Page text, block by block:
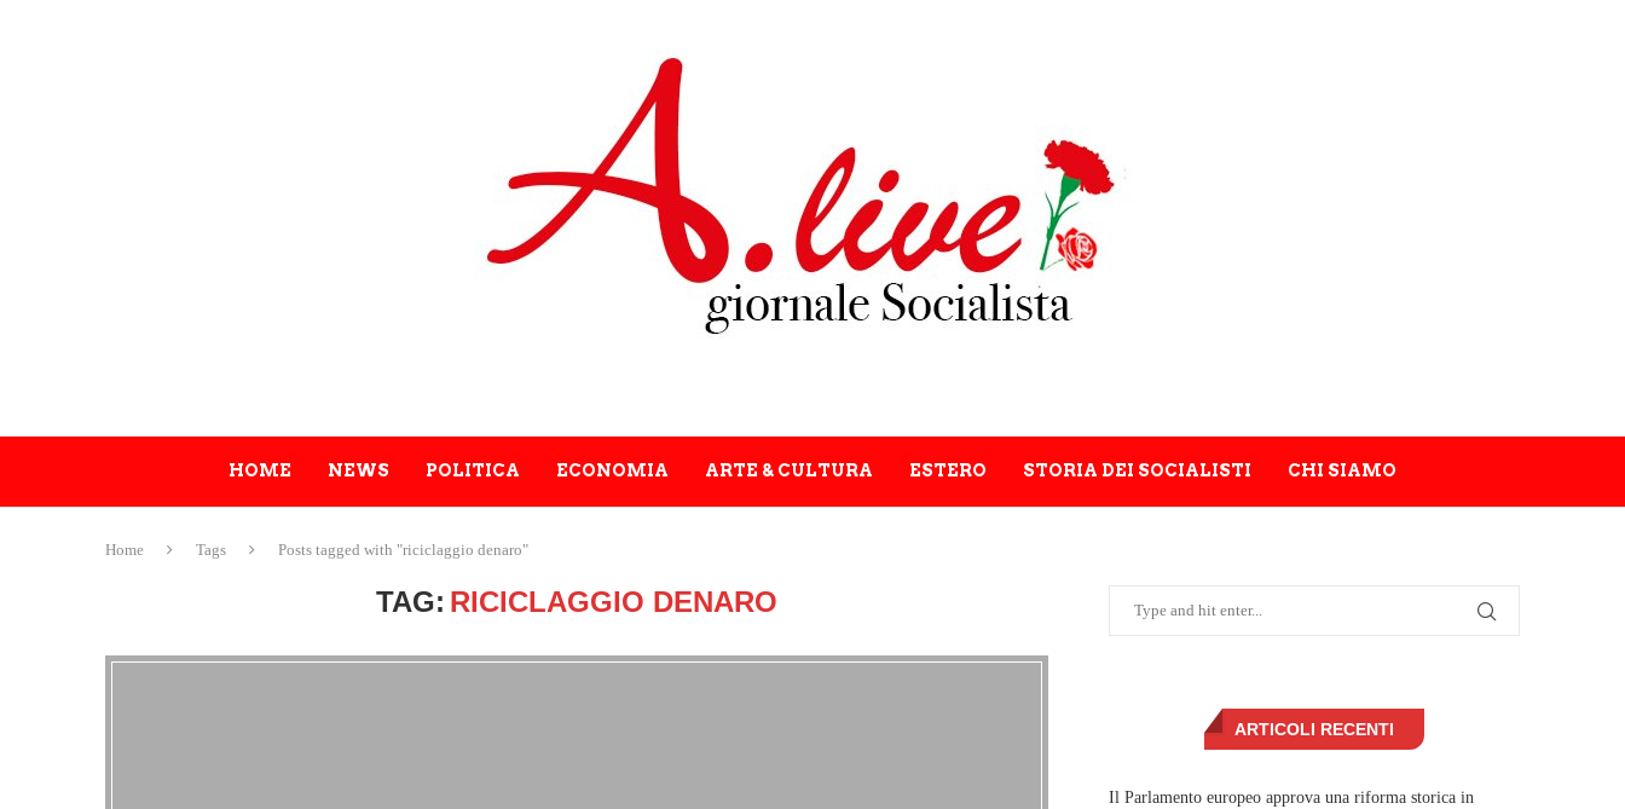
HOME NEWS POLITICA ECONOMIA ARTE & CULTURA ESTERO STORIA DEI SOCIALISTI CHI SIAMO
Home Tags Posts tagged with "riciclaggio denaro"
TAG: RICICLAGGIO DENARO
ARTICOLI RECENTI
Il Parlamento europeo approva una riforma storica in